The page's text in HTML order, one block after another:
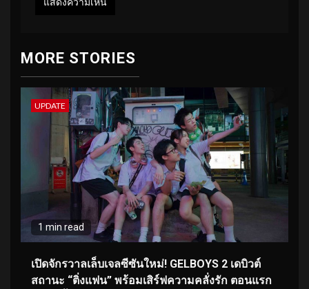
MORE STORIES
UPDATE
1 min read
เปิดจักรวาลเล็บเจลซีซันใหม่! GELBOYS 2 เดบิวต์
สถานะ “ติ่งแฟน” พร้อมเสิร์ฟความคลั่งรัก ตอนแรก